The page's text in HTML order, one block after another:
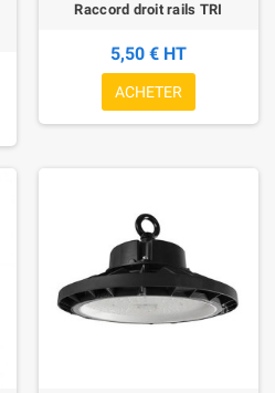
Raccord droit rails TRI
5,50 € HT
ACHETER